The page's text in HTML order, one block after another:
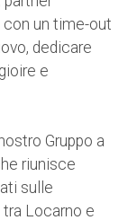
un time-out
dedicare
e
Gruppo a
riunisce
sulle
Locarno e